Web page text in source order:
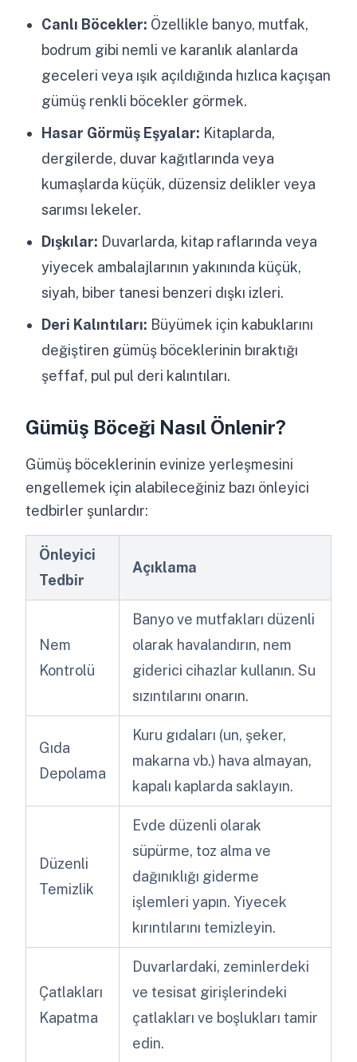
Canlı Böcekler: Özellikle banyo, mutfak,
bodrum gibi nemli ve karanlık alanlarda
geceleri veya ışık açıldığında hızlıca kaçışan
gümüş renkli böcekler görmek.
Hasar Görmüş Eşyalar: Kitaplarda,
dergilerde, duvar kağıtlarında veya
kumaşlarda küçük, düzensiz delikler veya
sarımsı lekeler.
Dışkılar: Duvarlarda, kitap raflarında veya
yiyecek ambalajlarının yakınında küçük,
siyah, biber tanesi benzeri dışkı izleri.
Deri Kalıntıları: Büyümek için kabuklarını
değiştiren gümüş böceklerinin bıraktığı
şeffaf, pul pul deri kalıntıları.
Gümüş Böceği Nasıl Önlenir?
Gümüş böceklerinin evinize yerleşmesini
engellemek için alabileceğiniz bazı önleyici
tedbirler şunlardır:
Önleyici
Tedbir
Açıklama
Nem
Kontrolü
Banyo ve mutfakları düzenli
olarak havalandırın, nem
giderici cihazlar kullanın. Su
sızıntılarını onarın.
Gıda
Depolama
Kuru gıdaları (un, şeker,
makarna vb.) hava almayan,
kapalı kaplarda saklayın.
Düzenli
Temizlik
Evde düzenli olarak
süpürme, toz alma ve
dağınıklığı giderme
işlemleri yapın. Yiyecek
kırıntılarını temizleyin.
Çatlakları
Kapatma
Duvarlardaki, zeminlerdeki
ve tesisat girişlerindeki
çatlakları ve boşlukları tamir
edin.